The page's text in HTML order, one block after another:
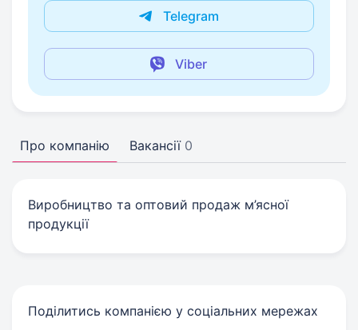
Telegram
Viber
Про компанію Вакансії 0
Виробництво та оптовий продаж м’ясної
продукції
Поділитись компанією у соціальних мережах